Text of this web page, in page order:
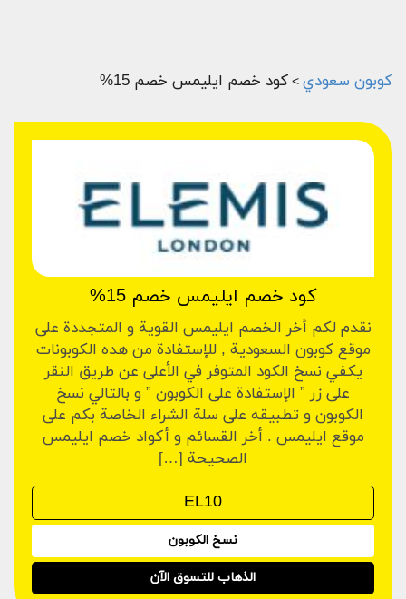
كوبون سعودي > كود خصم ايليمس خصم 15%
كود خصم ايليمس خصم 15%
نقدم لكم أخر الخصم ايليمس القوية و المتجددة على
موقع كوبون السعودية , للإستفادة من هده الكوبونات
يكفي نسخ الكود المتوفر في الأعلى عن طريق النقر
على زر ” الإستفادة على الكوبون ” و بالتالي نسخ
الكوبون و تطبيقه على سلة الشراء الخاصة بكم على
موقع ايليمس . أخر القسائم و أكواد خصم ايليمس
الصحيحة […]
نسخ الكوبون
الذهاب للتسوق الآن